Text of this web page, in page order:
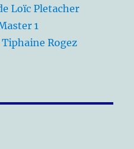
Loïc Pletacher
1
Tiphaine Rogez